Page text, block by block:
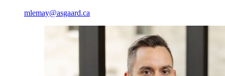
mlemay@asgaard.ca